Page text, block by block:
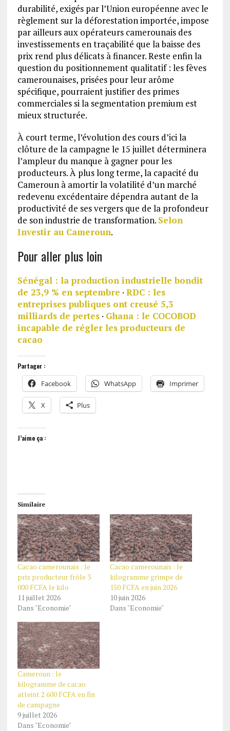
durabilité, exigés par l’Union européenne avec le
règlement sur la déforestation importée, impose
par ailleurs aux opérateurs camerounais des
investissements en traçabilité que la baisse des
prix rend plus délicats à financer. Reste enfin la
question du positionnement qualitatif : les fèves
camerounaises, prisées pour leur arôme
spécifique, pourraient justifier des primes
commerciales si la segmentation premium est
mieux structurée.
À court terme, l’évolution des cours d’ici la
clôture de la campagne le 15 juillet déterminera
l’ampleur du manque à gagner pour les
producteurs. À plus long terme, la capacité du
Cameroun à amortir la volatilité d’un marché
redevenu excédentaire dépendra autant de la
productivité de ses vergers que de la profondeur
de son industrie de transformation. Selon
Investir au Cameroun.
Pour aller plus loin
Sénégal : la production industrielle bondit
de 23,9 % en septembre · RDC : les
entreprises publiques ont creusé 5,3
milliards de pertes· Ghana : le COCOBOD
incapable de régler les producteurs de
cacao
Partager :
Facebook WhatsApp Imprimer
X Plus
J’aime ça :
Similaire
Cacao camerounais : le
prix producteur frôle 3
000 FCFA le kilo
11 juillet 2026
Dans "Economie"
Cacao camerounais : le
kilogramme grimpe de
150 FCFA en juin 2026
10 juin 2026
Dans "Economie"
Cameroun : le
kilogramme de cacao
atteint 2 600 FCFA en fin
de campagne
9 juillet 2026
Dans "Economie"